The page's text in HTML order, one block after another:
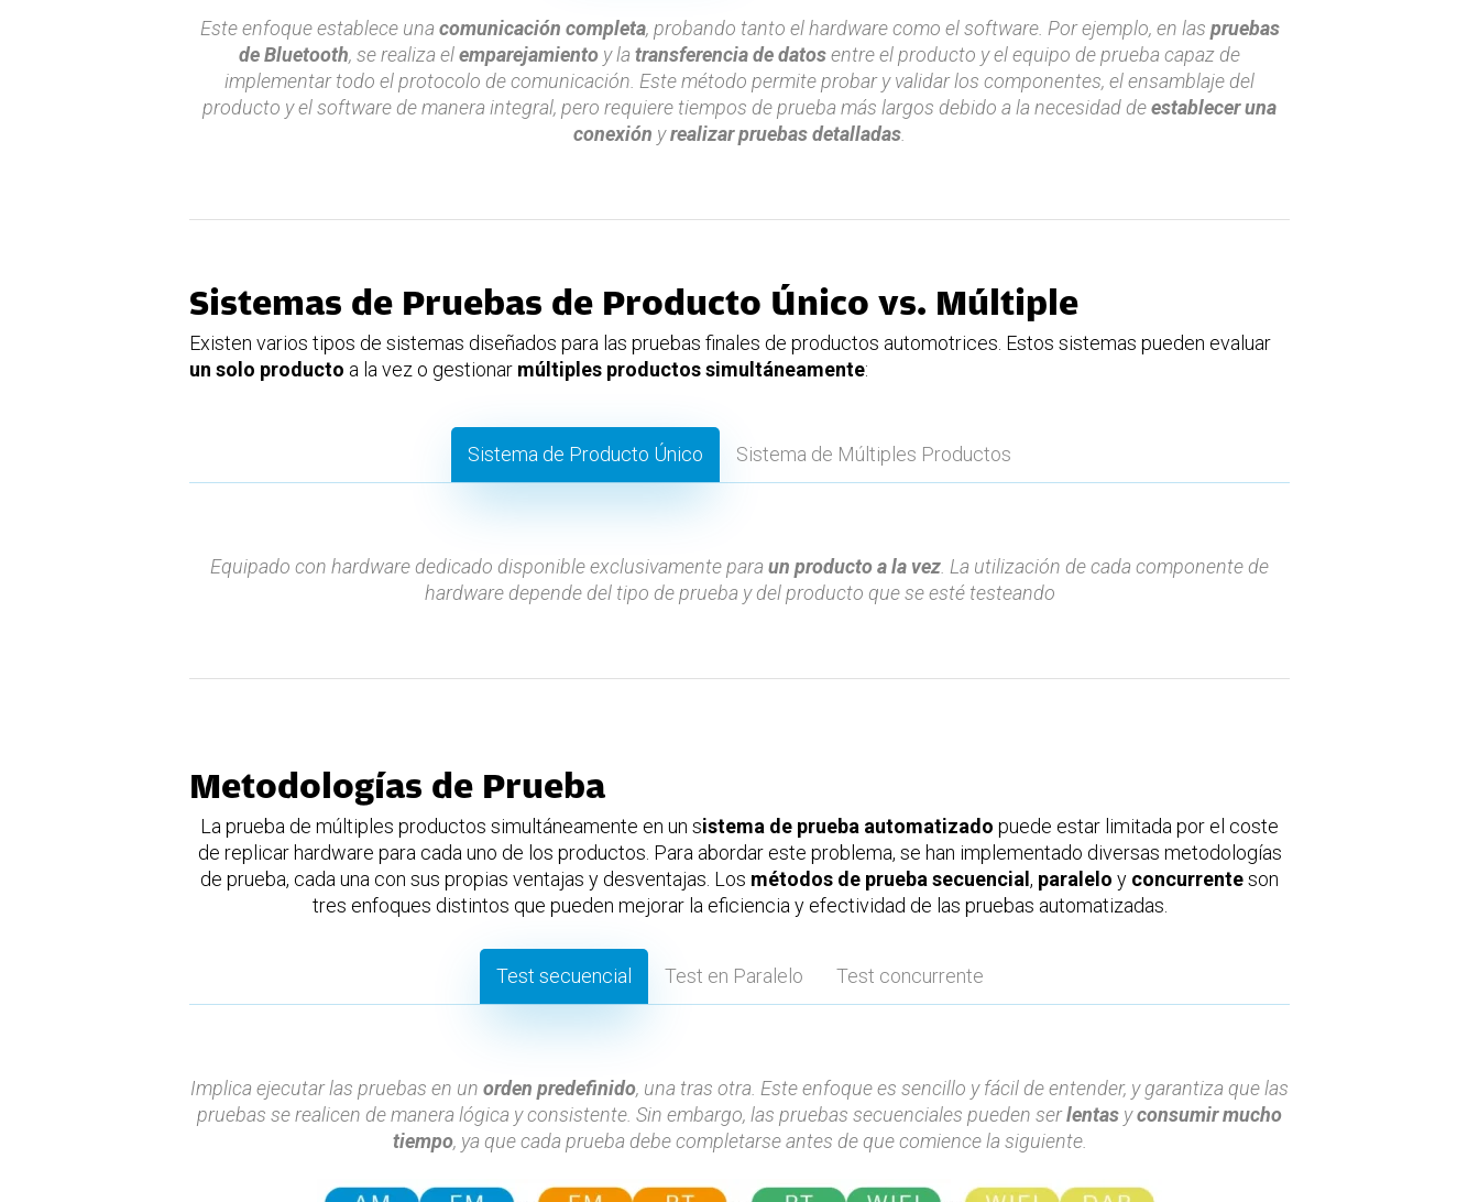
Este enfoque establece una comunicación completa, probando tanto el hardware como el software. Por ejemplo, en las pruebas
de Bluetooth, se realiza elemparejamiento y la transferencia de datosentre el producto y el equipo de prueba capaz de
implementar todo el protocolo de comunicación. Este método permite probar y validar los componentes, el ensamblaje del
producto y el software de manera integral, pero requiere tiempos de prueba más largos debido a la necesidad deestablecer una
conexión yrealizar pruebas detalladas.
Sistemas de Pruebas de Producto Único vs. Múltiple
Existen varios tipos de sistemas diseñados para las pruebas finales de productos automotrices. Estos sistemas pueden evaluar
un solo producto a la vez o gestionar múltiples productos simultáneamente:
Sistema de Producto Único Sistema de Múltiples Productos
Equipado con hardware dedicado disponible exclusivamente para un producto a la vez. La utilización de cada componente de
hardware depende del tipo de prueba y del producto que se esté testeando
Metodologías de Prueba
La prueba de múltiples productos simultáneamente en un sistema de prueba automatizado puede estar limitada por el coste
de replicar hardware para cada uno de los productos. Para abordar este problema, se han implementado diversas metodologías
de prueba, cada una con sus propias ventajas y desventajas. Los métodos de prueba secuencial , paralelo y concurrenteson
tres enfoques distintos que pueden mejorar la eficiencia y efectividad de las pruebas automatizadas.
Test secuencial Test en Paralelo Test concurrente
Implica ejecutar las pruebas en un orden predefinido, una tras otra. Este enfoque es sencillo y fácil de entender, y garantiza que las
pruebas se realicen de manera lógica y consistente. Sin embargo, las pruebas secuenciales pueden serlentas yconsumir mucho
tiempo, ya que cada prueba debe completarse antes de que comience la siguiente.